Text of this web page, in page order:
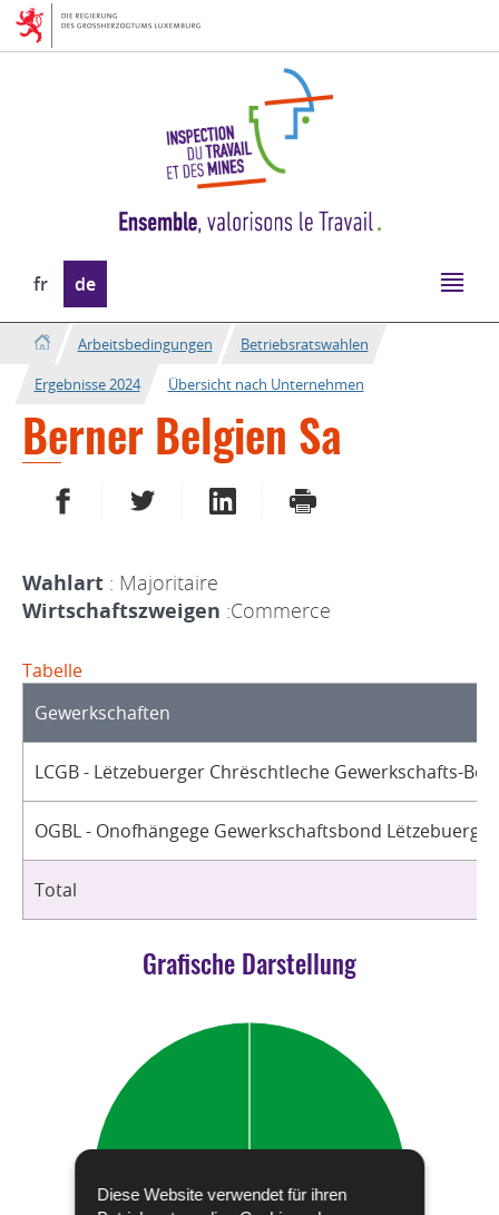
Diese Website verwendet für ihren
Zur
Navigation
Zum
Inhalt
Sprache
wechseln
fr de
Arbeitsbedingungen
Betriebsratswahlen
Ergebnisse 2024
Übersicht nach Unternehmen
Berner Belgien Sa
AUF FACEBOOK TEILENAUF TWITTER TEILENAUF LINKEDIN TEILEN
DRUCKEN
Wahlart : Majoritaire
Wirtschaftszweigen :Commerce
Tabelle
Gewerkschaften
LCGB - Lëtzebuerger Chrëschtleche Gewerkschafts-
OGBL - Onofhängege Gewerkschaftsbond
Total
Grafische Darstellung